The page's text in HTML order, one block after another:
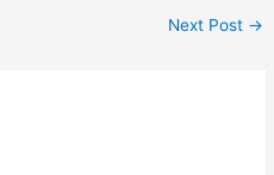
Next Post →